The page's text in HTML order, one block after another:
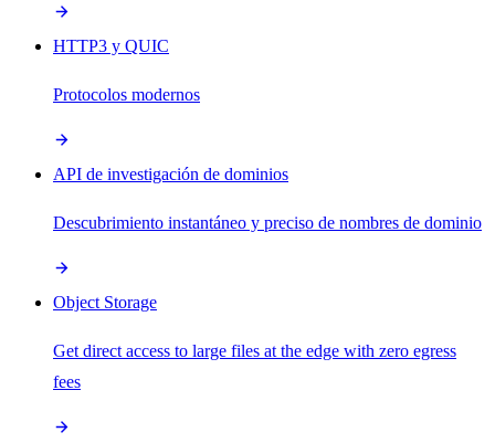
HTTP3 y QUIC
Protocolos modernos
API de investigación de dominios
Descubrimiento instantáneo y preciso de nombres de dominio
Object Storage
Get direct access to large files at the edge with zero egress
fees